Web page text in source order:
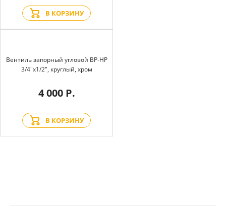
В КОРЗИНУ
Вентиль запорный угловой BP-HP
3/4"х1/2", круглый, хром
4 000 Р.
В КОРЗИНУ